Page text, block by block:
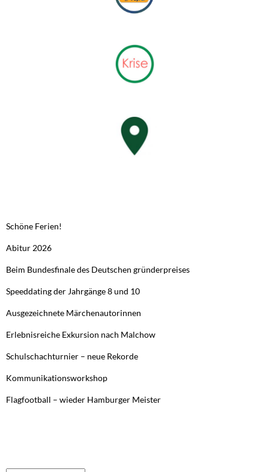
Schöne Ferien!
Abitur 2026
Beim Bundesfinale des Deutschen gründerpreises
Speeddating der Jahrgänge 8 und 10
Ausgezeichnete Märchenautorinnen
Erlebnisreiche Exkursion nach Malchow
Schulschachturnier – neue Rekorde
Kommunikationsworkshop
Flagfootball – wieder Hamburger Meister